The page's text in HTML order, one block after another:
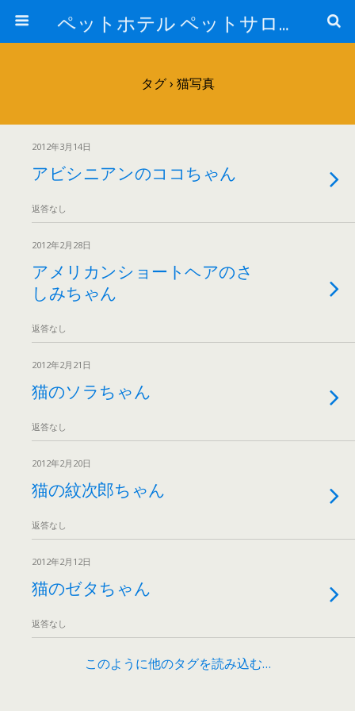
ペットホテル ペットサロン トリミングサロン 東京 ヌーノクラブのブログ
タグ › 猫写真
2012年3月14日
アビシニアンのココちゃん
返答なし
2012年2月28日
アメリカンショートヘアのさ
しみちゃん
返答なし
2012年2月21日
猫のソラちゃん
返答なし
2012年2月20日
猫の紋次郎ちゃん
返答なし
2012年2月12日
猫のゼタちゃん
返答なし
このように他のタグを読み込む…